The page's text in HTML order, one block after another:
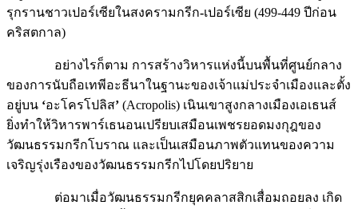
รุกรานชาวเปอร์เซียในสงครามกรีก-เปอร์เซีย (499-449 ปีก่อน
คริสตกาล)
อย่างไรก็ตาม การสร้างวิหารแห่งนี้บนพื้นที่ศูนย์กลาง
ของการนับถือเทพีอะธีนาในฐานะของเจ้าแม่ประจำเมืองและตั้ง
อยู่บน ‘อะโครโปลิส’ (Acropolis) เนินเขาสูงกลางเมืองเอเธนส์
ยิ่งทำให้วิหารพาร์เธนอนเปรียบเสมือนเพชรยอดมงกุฎของ
วัฒนธรรมกรีกโบราณ และเป็นเสมือนภาพตัวแทนของความ
เจริญรุ่งเรืองของวัฒนธรรมกรีกไปโดยปริยาย
ต่อมาเมื่อวัฒนธรรมกรีกยุคคลาสสิกเสื่อมถอยลง เกิด